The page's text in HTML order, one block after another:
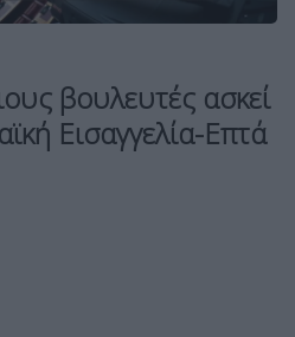
βουλευτές ασκεί
Εισαγγελία-Επτά